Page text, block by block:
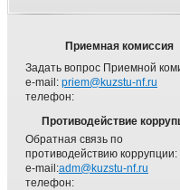
Приемная комиссия
Задать вопрос Приемной
e-mail: priem@kuzstu-nf.ru
телефон:
Противодействие
Обратная связь по
противодействию коррупции:
e-mail:adm@kuzstu-nf.ru
телефон: